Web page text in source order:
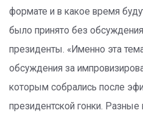
формате и в какое время
было принято без
президенты. «Именно эта
обсуждения за
которым собрались после
президентской гонки.